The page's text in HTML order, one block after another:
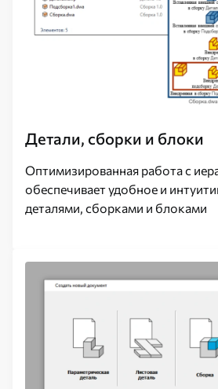
Детали, сборки и блоки
Оптимизированная работа с
обеспечивает удобное и
деталями, сборками и блоками